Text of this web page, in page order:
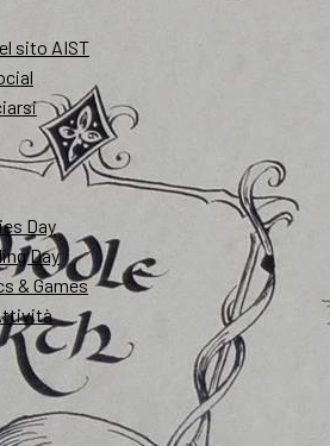
sito AIST
Day
Day
& Games